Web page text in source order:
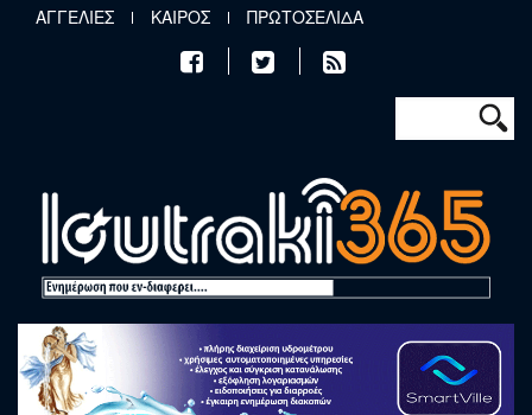
Παράκαμψη προς το κυρίως περιεχόμενο
ΑΓΓΕΛΙΕΣ ΚΑΙΡΟΣ ΠΡΩΤΟΣΕΛΙΔΑ
Φόρμα
Αναζήτηση